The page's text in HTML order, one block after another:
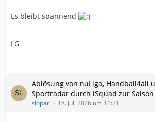
Es bleibt spannend
LG
Ablösung von nuLiga, Handball4all
Sportradar durch iSquad zur
slopari 18. Juli 2026 um 11:21